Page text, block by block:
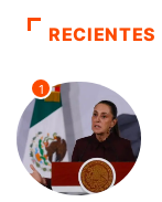
RECIENTES
1